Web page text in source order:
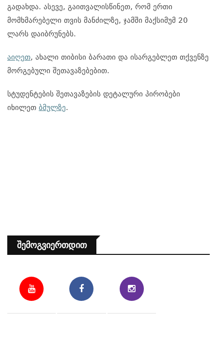
გადახდა. ასევე, გაითვალისწინეთ, რომ ერთი
მომხმარებელი თვის მანძილზე, ჯამში მაქსიმუმ 20
ლარს დაიბრუნებს.
აიღეთ, ახალი თიბისი ბარათი და ისარგებლეთ თქვენზე
მორგებული შეთავაზებებით.
სტუდენტების შეთავაზების დეტალური პირობები
იხილეთ ბმულზე.
Შემოგვიერთდით